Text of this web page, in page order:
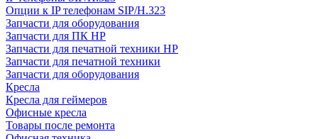
Опции к IP телефонам SIP/H.323
Запчасти для оборудования
Запчасти для ПК HP
Запчасти для печатной техники HP
Запчасти для печатной техники
Запчасти для оборудования
Кресла
Кресла для геймеров
Офисные кресла
Товары после ремонта